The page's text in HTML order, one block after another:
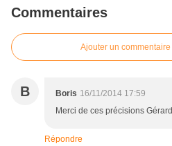
Commentaires
Ajouter un commentaire
B Boris 16/11/2014 17:59
Merci de ces précisions Gérard
Répondre